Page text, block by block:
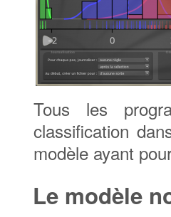
Tous les
classification
modèle ayant
Le modèle